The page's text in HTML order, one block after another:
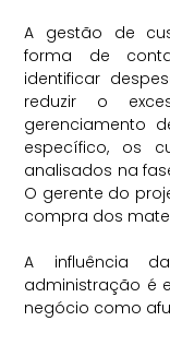
A gestão de
forma de
identificar
reduzir o
gerenciamento
específico, os
analisados na
O gerente do
compra dos
A influência
administração é
negócio como